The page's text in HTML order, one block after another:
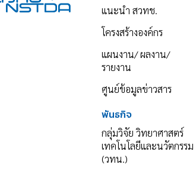
แนะนำ สวทช.
โครงสร้างองค์กร
แผนงาน/ ผลงาน/
รายงาน
ศูนย์ข้อมูลข่าวสาร
พันธกิจ
กลุ่มวิจัย วิทยาศาสตร์
เทคโนโลยีและนวัตกรรม
(วทน.)